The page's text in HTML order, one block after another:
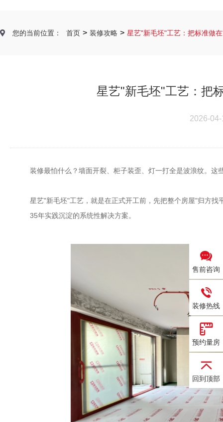
您的当前位置： 首页 > 装修攻略 > 星艺"新毛坯"工艺：把标准做
星艺"新毛坯"工艺：把
2026-
装修最怕什么？墙面开裂、柜子装歪、灯一打全是波浪纹。这
星艺"新毛坯"工艺，就是在正式开工前，先把整个房屋"归方
35年实践沉淀的系统性解决方案。
售前咨询
装修热线
预约量房
回到顶部